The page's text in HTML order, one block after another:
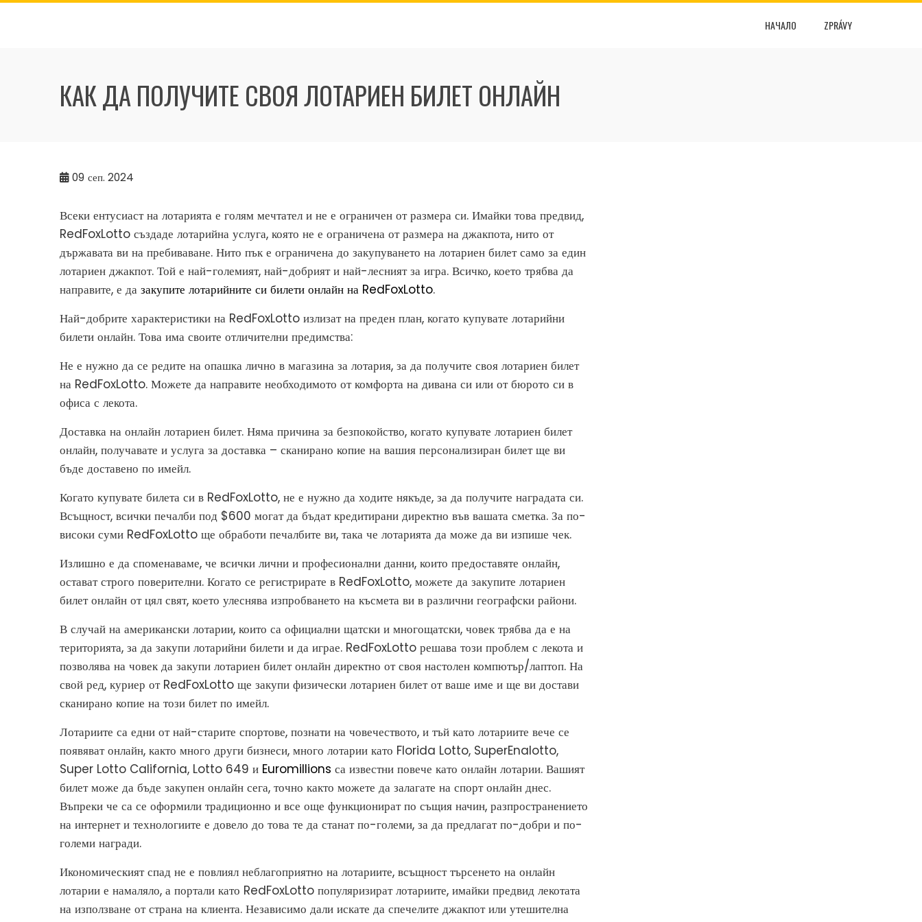
Skip
НАЧАЛО ZPRÁVY
КАК ДА ПОЛУЧИТЕ СВОЯ ЛОТАРИЕН БИЛЕТ ОНЛАЙН
09 сеп. 2024
Всеки ентусиаст на лотарията е голям мечтател и не е ограничен от размера си. Имайки това предвид,
RedFoxLotto създаде лотарийна услуга, която не е ограничена от размера на джакпота, нито от
държавата ви на пребиваване. Нито пък е ограничена до закупуването на лотариен билет само за един
лотариен джакпот. Той е най-големият, най-добрият и най-лесният за игра. Всичко, което трябва да
направите, е да закупите лотарийните си билети онлайн на RedFoxLotto.
Най-добрите характеристики на RedFoxLotto излизат на преден план, когато купувате лотарийни
билети онлайн. Това има своите отличителни предимства:
Не е нужно да се редите на опашка лично в магазина за лотария, за да получите своя лотариен билет
на RedFoxLotto. Можете да направите необходимото от комфорта на дивана си или от бюрото си в
офиса с лекота.
Доставка на онлайн лотариен билет. Няма причина за безпокойство, когато купувате лотариен билет
онлайн, получавате и услуга за доставка – сканирано копие на вашия персонализиран билет ще ви
бъде доставено по имейл.
Когато купувате билета си в RedFoxLotto, не е нужно да ходите някъде, за да получите наградата си.
Всъщност, всички печалби под $600 могат да бъдат кредитирани директно във вашата сметка. За по-
високи суми RedFoxLotto ще обработи печалбите ви, така че лотарията да може да ви изпише чек.
Излишно е да споменаваме, че всички лични и професионални данни, които предоставяте онлайн,
остават строго поверителни. Когато се регистрирате в RedFoxLotto, можете да закупите лотариен
билет онлайн от цял ​​свят, което улеснява изпробването на късмета ви в различни географски райони.
В случай на американски лотарии, които са официални щатски и многощатски, човек трябва да е на
територията, за да закупи лотарийни билети и да играе. RedFoxLotto решава този проблем с лекота и
позволява на човек да закупи лотариен билет онлайн директно от своя настолен компютър/лаптоп. На
свой ред, куриер от RedFoxLotto ще закупи физически лотариен билет от ваше име и ще ви достави
сканирано копие на този билет по имейл.
Лотариите са едни от най-старите спортове, познати на човечеството, и тъй като лотариите вече се
появяват онлайн, както много други бизнеси, много лотарии като Florida Lotto, SuperEnalotto,
Super Lotto California, Lotto 649 и Euromillions са известни повече като онлайн лотарии. Вашият
билет може да бъде закупен онлайн сега, точно както можете да залагате на спорт онлайн днес.
Въпреки че са се оформили традиционно и все още функционират по същия начин, разпространението
на интернет и технологиите е довело до това те да станат по-големи, за да предлагат по-добри и по-
големи награди.
Икономическият спад не е повлиял неблагоприятно на лотариите, всъщност търсенето на онлайн
лотарии е намаляло, а портали като RedFoxLotto популяризират лотариите, имайки предвид лекотата
на използване от страна на клиента. Независимо дали искате да спечелите джакпот или утешителна